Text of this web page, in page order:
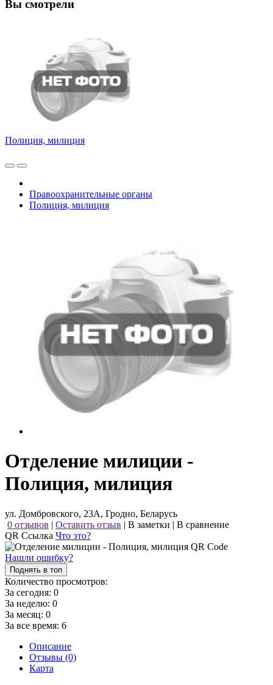
Вы смотрели
Полиция, милиция
Правоохранительные органы
Полиция, милиция
Отделение милиции -
Полиция, милиция
ул. Домбровского, 23А, Гродно, Беларусь
0 отзывов | Оставить отзыв | В заметки | В сравнение
QR Ссылка Что это?
Нашли ошибку?
Поднять в топ
Количество просмотров:
За сегодня: 0
За неделю: 0
За месяц: 0
За все время: 6
Описание
Отзывы (0)
Карта